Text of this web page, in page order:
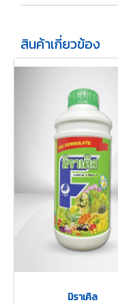
สินค้าเกี่ยวข้อง
มิราเคิล